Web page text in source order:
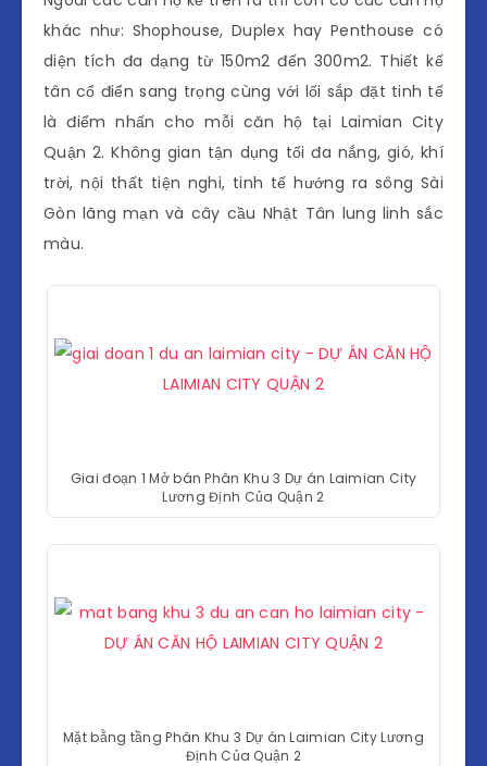
khác như: Shophouse, Duplex hay Penthouse có
diện tích đa dạng từ 150m2 đến 300m2. Thiết kế
tân cổ điển sang trọng cùng với lối sắp đặt tinh tế
là điểm nhấn cho mỗi căn hộ tại Laimian City
Quận 2. Không gian tận dụng tối đa nắng, gió, khí
trời, nội thất tiện nghi, tinh tế hướng ra sông Sài
Gòn lãng mạn và cây cầu Nhật Tân lung linh sắc
màu.
Giai đoạn 1 Mở bán Phân Khu 3 Dự án Laimian City
Lương Định Của Quận 2
Mặt bằng tầng Phân Khu 3 Dự án Laimian City Lương
Định Của Quận 2